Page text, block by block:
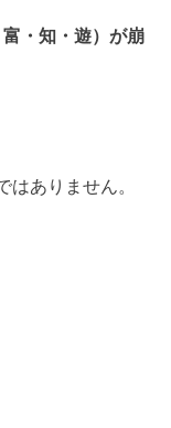
・知・遊）が崩
ありません。